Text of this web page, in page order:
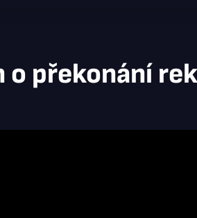
o překonání